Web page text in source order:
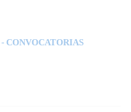
- CONVOCATORIAS